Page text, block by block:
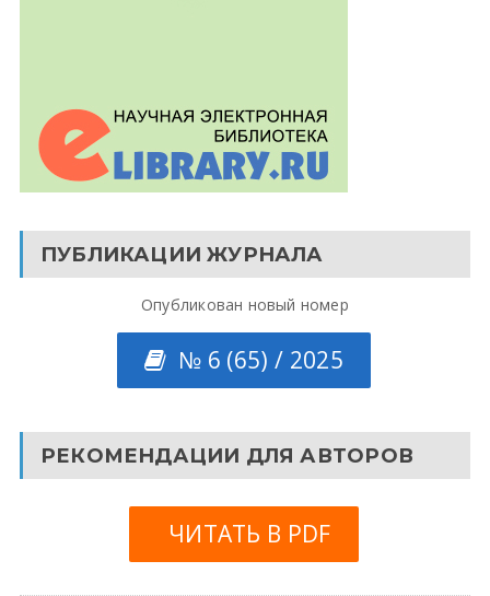
ПУБЛИКАЦИИ ЖУРНАЛА
Опубликован новый номер
№ 6 (65) / 2025
РЕКОМЕНДАЦИИ ДЛЯ АВТОРОВ
ЧИТАТЬ В PDF